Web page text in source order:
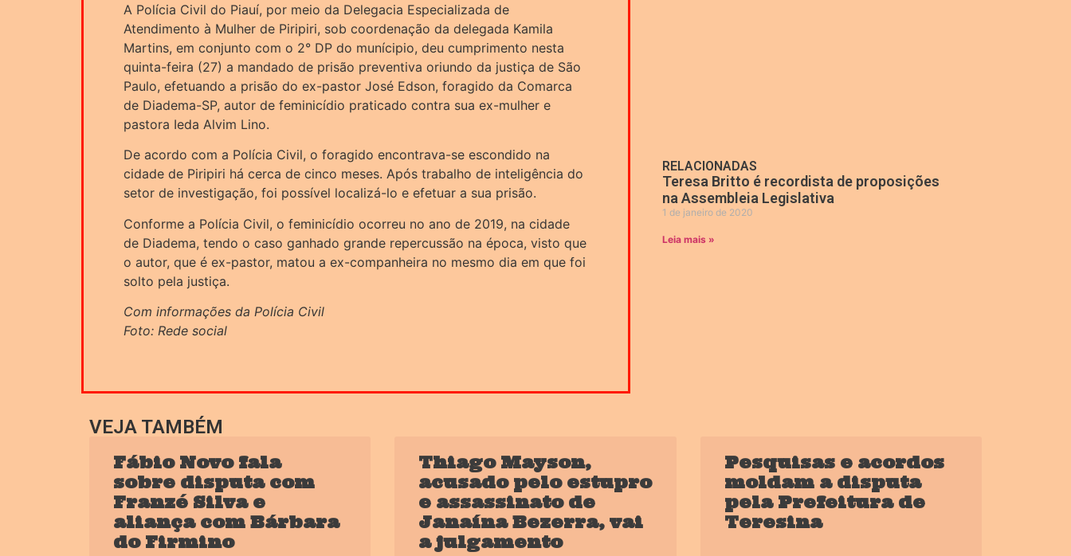
A Polícia Civil do Piauí, por meio da Delegacia Especializada de
Atendimento à Mulher de Piripiri, sob coordenação da delegada Kamila
Martins, em conjunto com o 2° DP do munícipio, deu cumprimento nesta
quinta-feira (27) a mandado de prisão preventiva oriundo da justiça de São
Paulo, efetuando a prisão do ex-pastor José Edson, foragido da Comarca
de Diadema-SP, autor de feminicídio praticado contra sua ex-mulher e
pastora Ieda Alvim Lino.
De acordo com a Polícia Civil, o foragido encontrava-se escondido na
cidade de Piripiri há cerca de cinco meses. Após trabalho de inteligência do
setor de investigação, foi possível localizá-lo e efetuar a sua prisão.
Conforme a Polícia Civil, o feminicídio ocorreu no ano de 2019, na cidade
de Diadema, tendo o caso ganhado grande repercussão na época, visto que
o autor, que é ex-pastor, matou a ex-companheira no mesmo dia em que foi
solto pela justiça.
Com informações da Polícia Civil
Foto: Rede social
RELACIONADAS
Teresa Britto é recordista de proposições
na Assembleia Legislativa
1 de janeiro de 2020
Leia mais »
VEJA TAMBÉM
Fábio Novo fala
sobre disputa com
Franzé Silva e
aliança com Bárbara
do Firmino
Thiago Mayson,
acusado pelo estupro
e assassinato de
Janaína Bezerra, vai
a julgamento
Pesquisas e acordos
moldam a disputa
pela Prefeitura de
Teresina